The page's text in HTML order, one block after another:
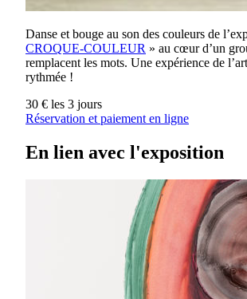
Danse et bouge au son des couleurs de
CROQUE-COULEUR » au cœur d’un
remplacent les mots. Une expérience de
rythmée !
30 € les 3 jours
Réservation et paiement en ligne
En lien avec l'exposition